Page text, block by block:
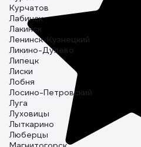
Курчатов
Лабинск
Лакинск
Ленинск-Кузнецкий
Ликино-Дулево
Липецк
Лиски
Лобня
Лосино-Петровский
Луга
Луховицы
Лыткарино
Люберцы